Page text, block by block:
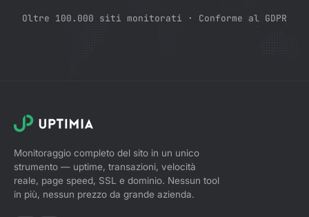
Oltre 100.000 siti monitorati · Conforme al GDPR
Monitoraggio completo del sito in un unico
strumento — uptime, transazioni, velocità
reale, page speed, SSL e dominio. Nessun tool
in più, nessun prezzo da grande azienda.